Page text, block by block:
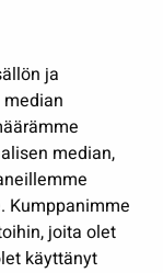
ja
median,
Kumppanimme
joita olet
käyttänyt